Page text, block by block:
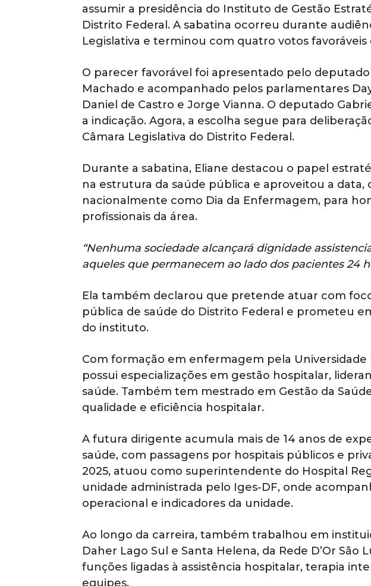
assumir a presidência do Instituto de Gestão
Distrito Federal. A sabatina ocorreu durante
Legislativa e terminou com quatro votos
O parecer favorável foi apresentado pelo
Machado e acompanhado pelos parlamentares
Daniel de Castro e Jorge Vianna. O deputado
a indicação. Agora, a escolha segue para
Câmara Legislativa do Distrito Federal.
Durante a sabatina, Eliane destacou o papel
na estrutura da saúde pública e aproveitou a data,
nacionalmente como Dia da Enfermagem, para
profissionais da área.
“Nenhuma sociedade alcançará dignidade
aqueles que permanecem ao lado dos pacientes 24
Ela também declarou que pretende atuar com
pública de saúde do Distrito Federal e prometeu
do instituto.
Com formação em enfermagem pela Universidade
possui especializações em gestão hospitalar,
saúde. Também tem mestrado em Gestão da
qualidade e eficiência hospitalar.
A futura dirigente acumula mais de 14 anos de
saúde, com passagens por hospitais públicos e
2025, atuou como superintendente do Hospital
unidade administrada pelo Iges-DF, onde
operacional e indicadores da unidade.
Ao longo da carreira, também trabalhou em
Daher Lago Sul e Santa Helena, da Rede D’Or São
funções ligadas à assistência hospitalar, terapia
equipes.